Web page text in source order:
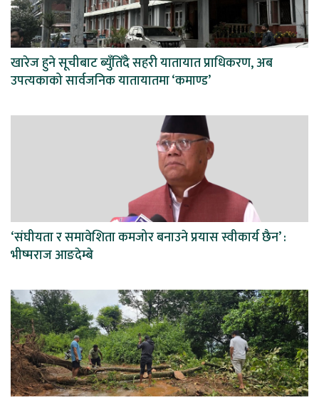
खारेज हुने सूचीबाट ब्युँतिँदै सहरी यातायात प्राधिकरण, अब
उपत्यकाको सार्वजनिक यातायातमा ‘कमाण्ड’
‘संघीयता र समावेशिता कमजोर बनाउने प्रयास स्वीकार्य छैन’ :
भीष्मराज आङदेम्बे